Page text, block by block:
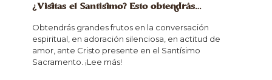
¿Visitas el Santísimo? Esto obtendrás…
Obtendrás grandes frutos en la conversación
espiritual, en adoración silenciosa, en actitud de
amor, ante Cristo presente en el Santísimo
Sacramento. ¡Lee más!